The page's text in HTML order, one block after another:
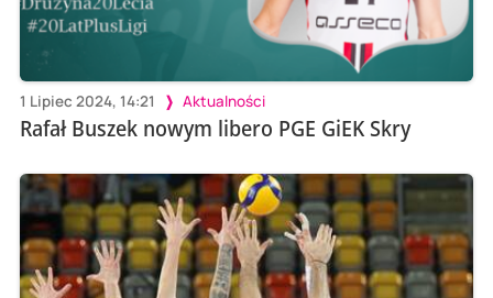
1 Lipiec 2024, 14:21 Aktualności
Rafał Buszek nowym libero PGE GiEK Skry